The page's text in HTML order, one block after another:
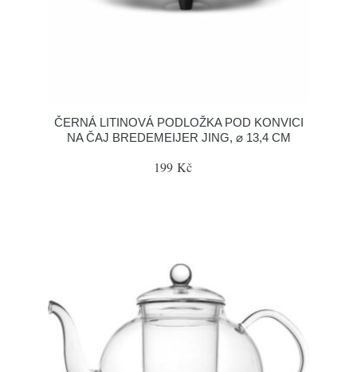
ČERNÁ LITINOVÁ PODLOŽKA POD KONVICI
NA ČAJ BREDEMEIJER JING, ⌀ 13,4 CM
199 Kč